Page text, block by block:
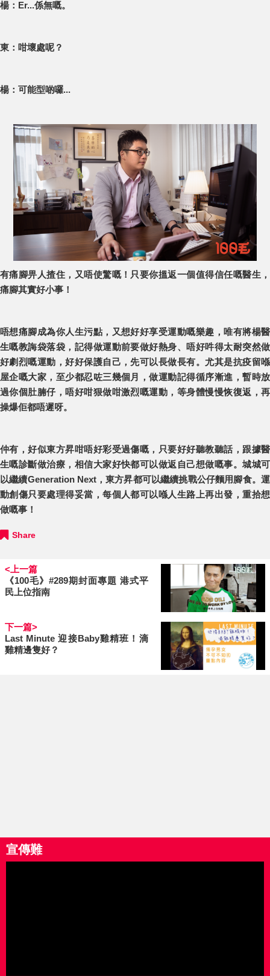
楊：Er...係無嘅。
東：咁壞處呢？
楊：可能型啲囉...
有痛腳畀人揸住，又唔使驚嘅！只要你搵返一個值得信任嘅醫生，
痛腳其實好小事！
唔想痛腳成為你人生污點，又想好好享受運動嘅樂趣，唯有將楊醫
生嘅教誨袋落袋，記得做運動前要做好熱身、唔好吽得太耐突然做
好劇烈嘅運動，好好保護自己，先可以長做長有。尤其是抗疫留喺
屋企嘅大家，至少都忍咗三幾個月，做運動記得循序漸進，暫時放
過你個肚腩仔，唔好咁狠做咁激烈嘅運動，等身體慢慢恢復返，再
操爆佢都唔遲呀。
仲有，好似東方昇咁唔好彩受過傷嘅，只要好好聽教聽話，跟據醫
生嘅診斷做治療，相信大家好快都可以做返自己想做嘅事。城城可
以繼續Generation Next，東方昇都可以繼續挑戰公仔麵用腳食。運
動創傷只要處理得妥當，每個人都可以喺人生路上再出發，重拾想
做嘅事！
Share
<上一篇
《100毛》#289期封面專題 港式平
民上位指南
下一篇>
Last Minute 迎接Baby雞精班！滴
雞精邊隻好？
宣傳難